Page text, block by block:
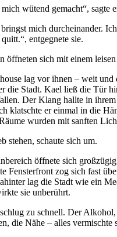
mich wütend gemacht“, sagte
mich durcheinander.
entgegnete sie.
öffneten sich mit einem
lag vor ihnen – weit und
die Stadt. Kael ließ die Tür
Der Klang hallte in
klatschte er einmal in die
wurden mit sanften
stehen, schaute sich um.
öffnete sich
Fensterfront zog sich fast
lag die Stadt wie ein
sie unberührt.
zu schnell. Der
die Nähe – alles vermischte